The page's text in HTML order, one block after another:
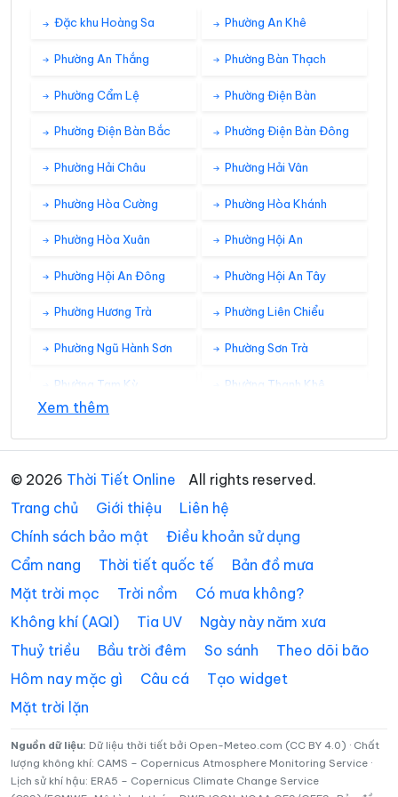
05:00 21°/20° Mây đen u ám
21° 21° Mây đen u ám
08:00 22°/22° Mây đen u ám
09:00 23° 24° Mây đen u ám
26°
13:00 26°
14:00 / 27° Mây rải rác
15:00 24° /25° Mây đen u ám
16:00
17:00 /24° Mây đen u ám
Đặc khu Hoàng Sa Phường An Khê
Phường An Thắng Phường Bàn Thạch
Phường Cẩm Lệ Phường Điện Bàn
Phường Điện Bàn Bắc Phường Điện Bàn Đông
Phường Hải Châu Phường Hải Vân
Phường Hòa Cường Phường Hòa Khánh
Phường Hòa Xuân Phường Hội An
Phường Hội An Đông Phường Hội An Tây
Phường Hương Trà Phường Liên Chiểu
Phường Ngũ Hành Sơn Phường Sơn Trà
Phường Tam Kỳ Phường Thanh Khê
Xã Đắc Pring
Xã Đại Lộc Xã Điện Bàn Tây
Xã Đồng Dương Xã Đông Giang
Xã Đức Phú Xã Duy Nghĩa
Xã Hà Nha Xã Hiệp Đức
Xã Hòa Tiến
Xã Hùng Sơn Xã Khâm Đức
Xã La Dêê Xã La Êê
Xem thêm
© 2026 Thời Tiết Online
All rights reserved.
Trang chủ
Giới thiệu
Liên hệ
Chính sách bảo mật
Điều khoản sử dụng
Cẩm nang
Thời tiết quốc tế
Bản đồ mưa
Mặt trời mọc
Trời nồm
Có mưa không?
Không khí (AQI)
Tia UV
Ngày này năm xưa
Thuỷ triều
Bầu trời đêm So sánh
Theo dõi bão
Hôm nay mặc gì
Câu cá
Tạo widget
Mặt trời lặn
Nguồn dữ liệu: Dữ liệu thời tiết bởi Open-Meteo.com (CC BY 4.0) · Chất
lượng không khí: CAMS – Copernicus Atmosphere Monitoring Service ·
Lịch sử khí hậu: ERA5 – Copernicus Climate Change Service